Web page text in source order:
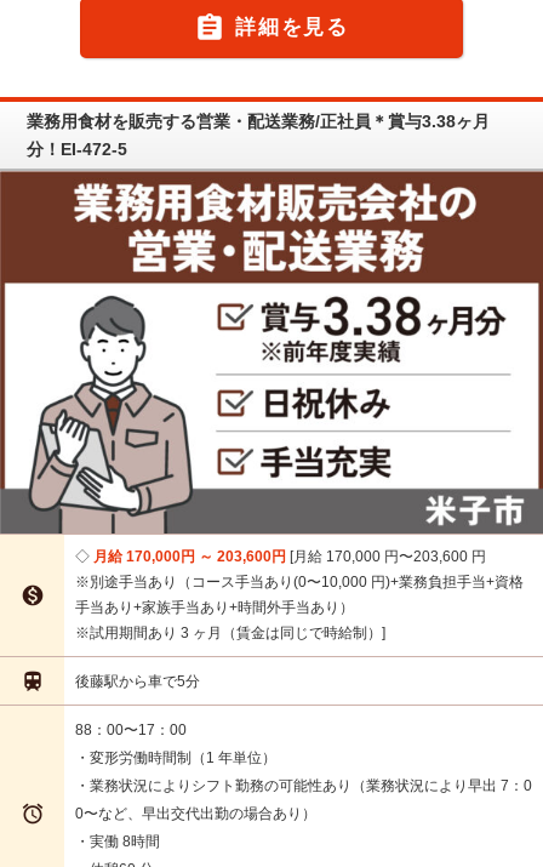
 詳細を見る
業務用食材を販売する営業・配送業務/正社員＊賞与3.38ヶ月
分！EI-472-5

月給 170,000円 ～ 203,600円 月給 170,000 円〜203,600 円
※別途手当あり（コース手当あり(0〜10,000 円)+業務負担手当+資格
手当あり+家族手当あり+時間外手当あり）
※試用期間あり 3 ヶ月（賃金は同じで時給制）
 後藤駅から車で5分

88：00〜17：00
・変形労働時間制（1 年単位）
・業務状況によりシフト勤務の可能性あり（業務状況により早出 7：0
0〜など、早出交代出勤の場合あり）
・実働 8時間